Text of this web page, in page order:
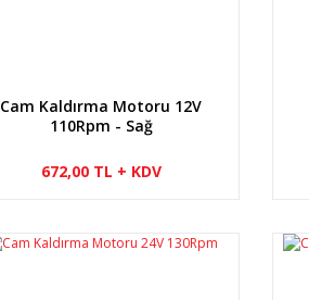
Cam Kaldırma Motoru 12V
110Rpm - Sağ
672,00 TL + KDV